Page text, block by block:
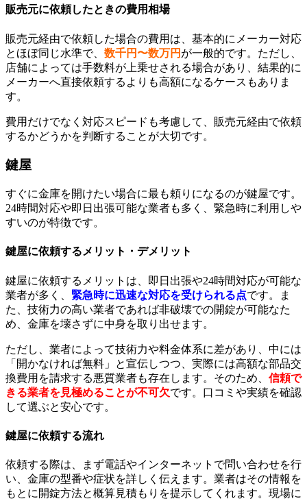
販売元に依頼したときの費用相場
販売元経由で依頼した場合の費用は、基本的にメーカー対応
とほぼ同じ水準で、 数千円〜数万円 が一般的です。ただし、
店舗によっては手数料が上乗せされる場合があり、結果的に
メーカーへ直接依頼するよりも高額になるケースもありま
す。
費用だけでなく対応スピードも考慮して、販売元経由で依頼
するかどうかを判断することが大切です。
鍵屋
すぐに金庫を開けたい場合に最も頼りになるのが鍵屋です。
24時間対応や即日出張可能な業者も多く、緊急時に利用しや
すいのが特徴です。
鍵屋に依頼するメリット・デメリット
鍵屋に依頼するメリットは、即日出張や24時間対応が可能な
業者が多く、 緊急時に迅速な対応を受けられる点です。ま
た、技術力の高い業者であれば非破壊での開錠が可能なた
め、金庫を壊さずに中身を取り出せます。
ただし、業者によって技術力や料金体系に差があり、中には
「開かなければ無料」と宣伝しつつ、実際には高額な部品交
換費用を請求する悪質業者も存在します。そのため、 信頼で
きる業者を見極めることが不可欠です。口コミや実績を確認
して選ぶと安心です。
鍵屋に依頼する流れ
依頼する際は、まず電話やインターネットで問い合わせを行
い、金庫の型番や症状を詳しく伝えます。業者はその情報を
もとに開錠方法と概算見積もりを提示してくれます。現場に